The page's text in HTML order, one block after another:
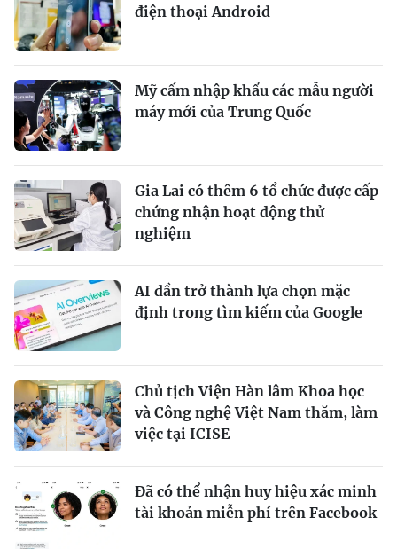
điện thoại Android
Mỹ cấm nhập khẩu các mẫu người
máy mới của Trung Quốc
Gia Lai có thêm 6 tổ chức được cấp
chứng nhận hoạt động thử
nghiệm
AI dần trở thành lựa chọn mặc
định trong tìm kiếm của Google
Chủ tịch Viện Hàn lâm Khoa học
và Công nghệ Việt Nam thăm, làm
việc tại ICISE
Đã có thể nhận huy hiệu xác minh
tài khoản miễn phí trên Facebook